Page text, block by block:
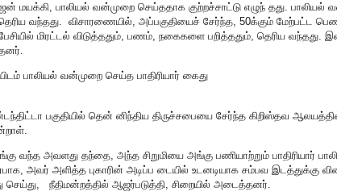
மயக்கி, பாலியல் வன்முறை செய்ததாக குற்றச்சாட்டு எழுந் தது. பாலியல்
வந்தது. விசாரணையில், அப்பகுதியைச் சேர்ந்த, 50க்கும் மேற்பட்ட
மிரட்டல் விடுத்ததும், பணம், நகைகளை பறித்ததும், தெரிய வந்தது.
பாலியல் வன்முறை செய்த பாதிரியார் கைது
பகுதியில் தென் னிந்திய திருச்சபையை சேர்ந்த கிறிஸ்தவ
வந்த அவளது தந்தை, அந்த சிறுமியை அங்கு பணியாற்றும் பாதிரியார்
அவர் அளித்த புகாரின் அடிப்ப டையில் உடனடியாக சம்பவ இடத்துக்கு
செய்து, நீதிமன்றத்தில் ஆஜர்படுத்தி, சிறையில் அடைத்தனர்.